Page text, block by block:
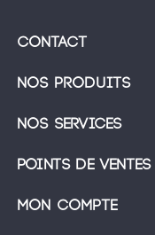
Contact
Nos produits
Nos services
Points de ventes
Mon compte